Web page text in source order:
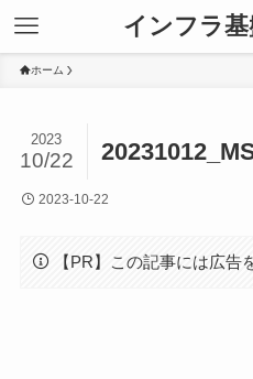
インフラ
ホーム
2023
10/22
2023-10-22
【PR】この記事には広告